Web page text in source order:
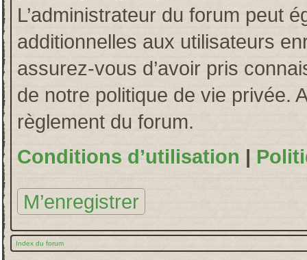
L’administrateur du forum peut
additionnelles aux utilisateurs
assurez-vous d’avoir pris
de notre politique de vie privée.
règlement du forum.
Conditions d’utilisation |
M’enregistrer
Index du forum